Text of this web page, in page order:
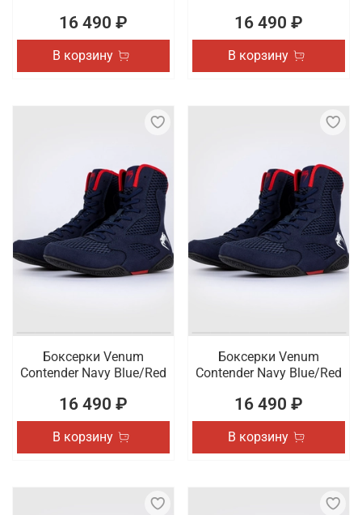
16 490 ₽
В корзину
16 490 ₽
В корзину
Боксерки Venum
Contender Navy Blue/Red
16 490 ₽
В корзину
Боксерки Venum
Contender Navy Blue/Red
16 490 ₽
В корзину